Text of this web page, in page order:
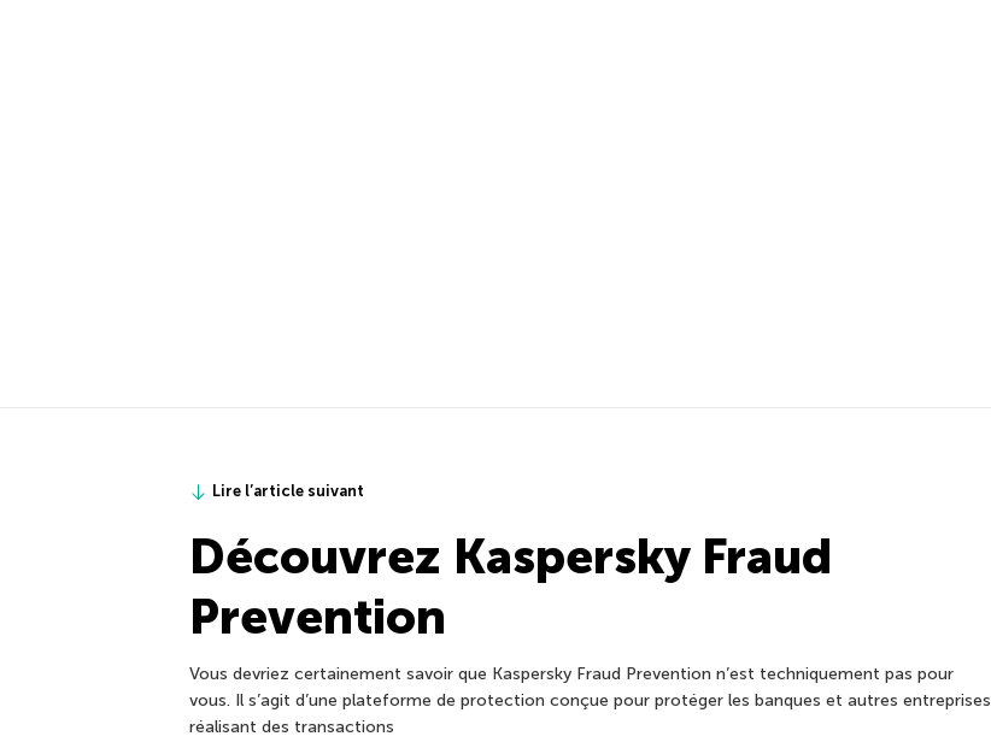
Lire l’article suivant
Découvrez Kaspersky Fraud
Prevention
Vous devriez certainement savoir que Kaspersky Fraud Prevention n’est techniquement pas pour
vous. Il s’agit d’une plateforme de protection conçue pour protéger les banques et autres entreprises
réalisant des transactions